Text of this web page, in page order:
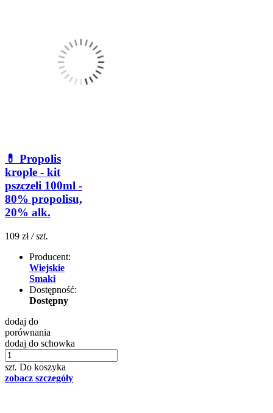
💊 Propolis
krople - kit
pszczeli 100ml -
80% propolisu,
20% alk.
109 zł / szt.
Producent:
Wiejskie
Smaki
Dostępność:
Dostępny
dodaj do
porównania
dodaj do schowka
szt. Do koszyka
zobacz szczegóły